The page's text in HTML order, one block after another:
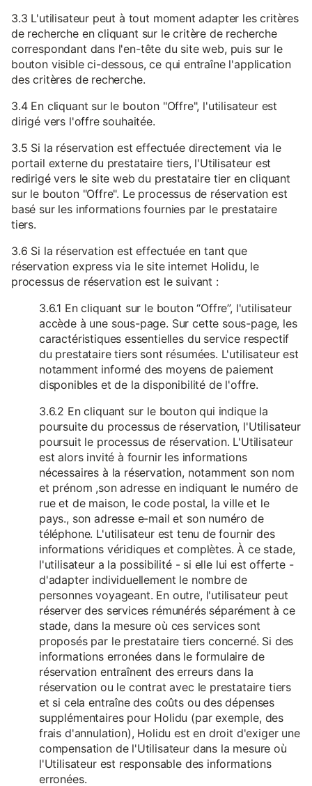
3.3 L'utilisateur peut à tout moment adapter les critères
de recherche en cliquant sur le critère de recherche
correspondant dans l'en-tête du site web, puis sur le
bouton visible ci-dessous, ce qui entraîne l'application
des critères de recherche.
3.4 En cliquant sur le bouton "Offre", l'utilisateur est
dirigé vers l'offre souhaitée.
3.5 Si la réservation est effectuée directement via le
portail externe du prestataire tiers, l'Utilisateur est
redirigé vers le site web du prestataire tier en cliquant
sur le bouton "Offre". Le processus de réservation est
basé sur les informations fournies par le prestataire
tiers.
3.6 Si la réservation est effectuée en tant que
réservation express via le site internet Holidu, le
processus de réservation est le suivant :
3.6.1 En cliquant sur le bouton “Offre”, l'utilisateur
accède à une sous-page. Sur cette sous-page, les
caractéristiques essentielles du service respectif
du prestataire tiers sont résumées. L'utilisateur est
notamment informé des moyens de paiement
disponibles et de la disponibilité de l'offre.
3.6.2 En cliquant sur le bouton qui indique la
poursuite du processus de réservation, l'Utilisateur
poursuit le processus de réservation. L'Utilisateur
est alors invité à fournir les informations
nécessaires à la réservation, notamment son nom
et prénom ,son adresse en indiquant le numéro de
rue et de maison, le code postal, la ville et le
pays., son adresse e-mail et son numéro de
téléphone. L'utilisateur est tenu de fournir des
informations véridiques et complètes. À ce stade,
l'utilisateur a la possibilité - si elle lui est offerte -
d'adapter individuellement le nombre de
personnes voyageant. En outre, l'utilisateur peut
réserver des services rémunérés séparément à ce
stade, dans la mesure où ces services sont
proposés par le prestataire tiers concerné. Si des
informations erronées dans le formulaire de
réservation entraînent des erreurs dans la
réservation ou le contrat avec le prestataire tiers
et si cela entraîne des coûts ou des dépenses
supplémentaires pour Holidu (par exemple, des
frais d'annulation), Holidu est en droit d'exiger une
compensation de l'Utilisateur dans la mesure où
l'Utilisateur est responsable des informations
erronées.